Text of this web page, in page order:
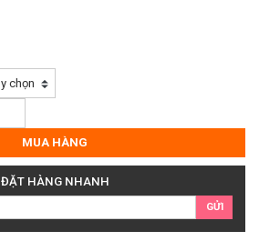
MUA HÀNG
ĐẶT HÀNG NHANH
GỬI